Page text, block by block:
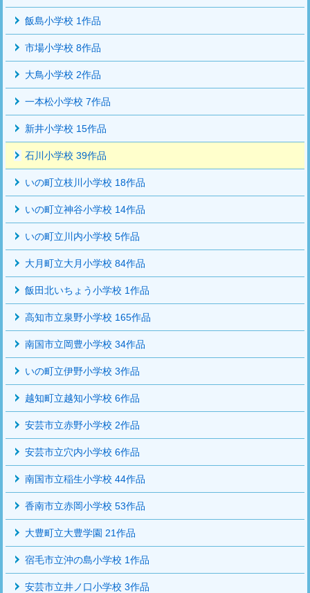
飯島小学校 1作品
市場小学校 8作品
大鳥小学校 2作品
一本松小学校 7作品
新井小学校 15作品
石川小学校 39作品
いの町立枝川小学校 18作品
いの町立神谷小学校 14作品
いの町立川内小学校 5作品
大月町立大月小学校 84作品
飯田北いちょう小学校 1作品
高知市立泉野小学校 165作品
南国市立岡豊小学校 34作品
いの町立伊野小学校 3作品
越知町立越知小学校 6作品
安芸市立赤野小学校 2作品
安芸市立穴内小学校 6作品
南国市立稲生小学校 44作品
香南市立赤岡小学校 53作品
大豊町立大豊学園 21作品
宿毛市立沖の島小学校 1作品
安芸市立井ノ口小学校 3作品